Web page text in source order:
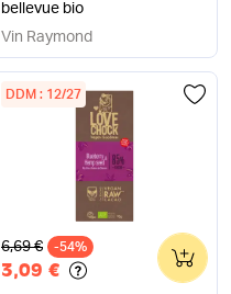
bellevue bio
Vin Raymond
DDM : 12/27
Ancien prix
6,69 € -54%
3,09 €
0